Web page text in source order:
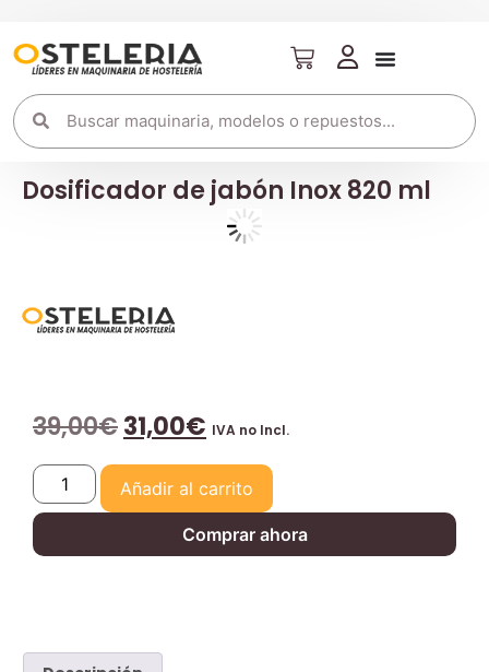
Dosificador de jabón Inox 820 ml
39,00€31,00€ IVA no Incl.
Añadir al carrito
Comprar ahora